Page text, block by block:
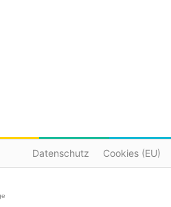
Datenschutz Cookies (EU)